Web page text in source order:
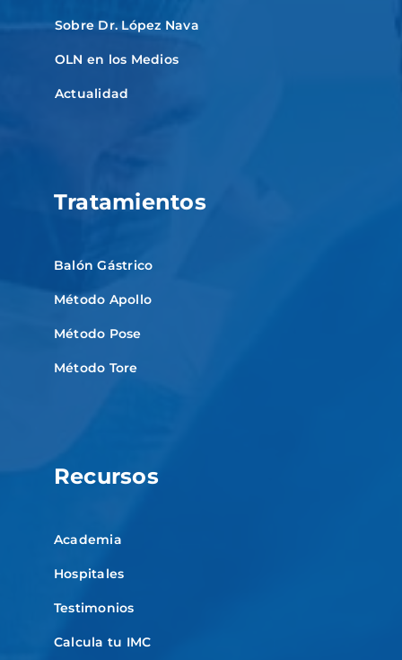
Sobre Dr. López Nava
OLN en los Medios
Actualidad
Tratamientos
Balón Gástrico
Método Apollo
Método Pose
Método Tore
Recursos
Academia
Hospitales
Testimonios
Calcula tu IMC